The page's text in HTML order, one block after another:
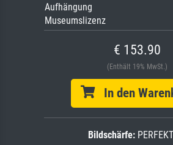
Aufhängung
Museumslizenz
€ 153.90
(Enthält 19% MwSt.)
In den
Bildschärfe: PERFEKT